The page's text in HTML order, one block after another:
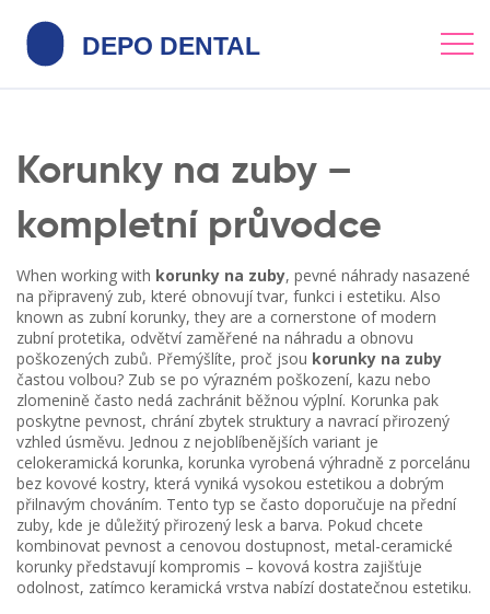
Korunky na zuby –
kompletní průvodce
When working with korunky na zuby, pevné náhrady nasazené
na připravený zub, které obnovují tvar, funkci i estetiku. Also
known as zubní korunky, they are a cornerstone of modern
zubní protetika, odvětví zaměřené na náhradu a obnovu
poškozených zubů. Přemýšlíte, proč jsou korunky na zuby
častou volbou? Zub se po výrazném poškození, kazu nebo
zlomenině často nedá zachránit běžnou výplní. Korunka pak
poskytne pevnost, chrání zbytek struktury a navrací přirozený
vzhled úsměvu. Jednou z nejoblíbenějších variant je
celokeramická korunka, korunka vyrobená výhradně z porcelánu
bez kovové kostry, která vyniká vysokou estetikou a dobrým
přilnavým chováním. Tento typ se často doporučuje na přední
zuby, kde je důležitý přirozený lesk a barva. Pokud chcete
kombinovat pevnost a cenovou dostupnost, metal-ceramické
korunky představují kompromis – kovová kostra zajišťuje
odolnost, zatímco keramická vrstva nabízí dostatečnou estetiku.